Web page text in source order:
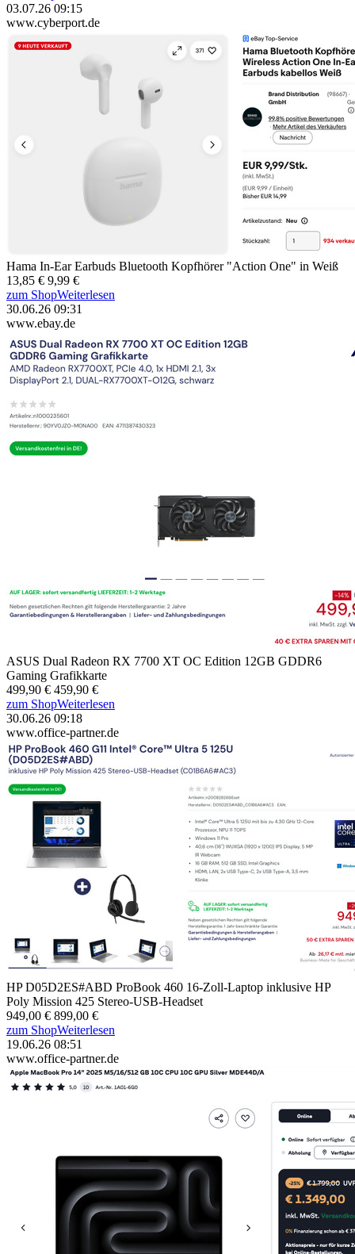
03.07.26 09:15
www.cyberport.de
Hama In-Ear Earbuds Bluetooth Kopfhörer "Action One" in Weiß
13,85 € 9,99 €
zum ShopWeiterlesen
30.06.26 09:31
www.ebay.de
ASUS Dual Radeon RX 7700 XT OC Edition 12GB GDDR6
Gaming Grafikkarte
499,90 € 459,90 €
zum ShopWeiterlesen
30.06.26 09:18
www.office-partner.de
HP D05D2ES#ABD ProBook 460 16-Zoll-Laptop inklusive HP
Poly Mission 425 Stereo-USB-Headset
949,00 € 899,00 €
zum ShopWeiterlesen
19.06.26 08:51
www.office-partner.de